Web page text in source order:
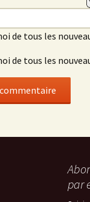
de tous les
de tous les
par